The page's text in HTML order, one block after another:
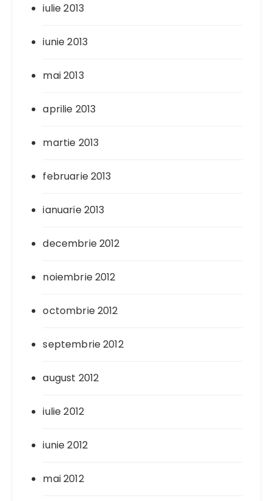
iulie 2013
iunie 2013
mai 2013
aprilie 2013
martie 2013
februarie 2013
ianuarie 2013
decembrie 2012
noiembrie 2012
octombrie 2012
septembrie 2012
august 2012
iulie 2012
iunie 2012
mai 2012